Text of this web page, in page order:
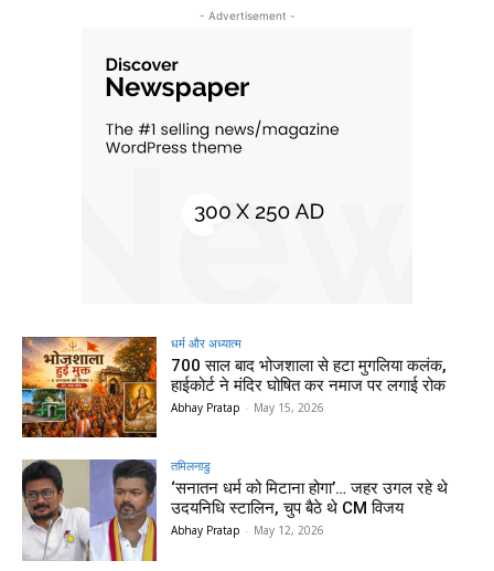
- Advertisement -
धर्म और अध्यात्म
700 साल बाद भोजशाला से हटा मुगलिया कलंक,
हाईकोर्ट ने मंदिर घोषित कर नमाज पर लगाई रोक
Abhay Pratap - May 15, 2026
तमिलनाडु
‘सनातन धर्म को मिटाना होगा’… जहर उगल रहे थे
उदयनिधि स्टालिन, चुप बैठे थे CM विजय
Abhay Pratap - May 12, 2026